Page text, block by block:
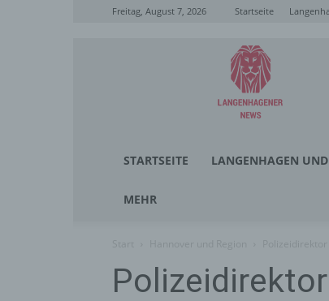
Freitag, August 7, 2026 Startseite
Langenhagener
News
STARTSEITE LANGENHAGEN UND
MEHR